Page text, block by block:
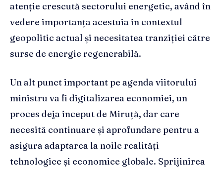
atenție crescută sectorului energetic, având în
vedere importanța acestuia în contextul
geopolitic actual și necesitatea tranziției către
surse de energie regenerabilă.
Un alt punct important pe agenda viitorului
ministru va fi digitalizarea economiei, un
proces deja început de Miruță, dar care
necesită continuare și aprofundare pentru a
asigura adaptarea la noile realități
tehnologice și economice globale. Sprijinirea